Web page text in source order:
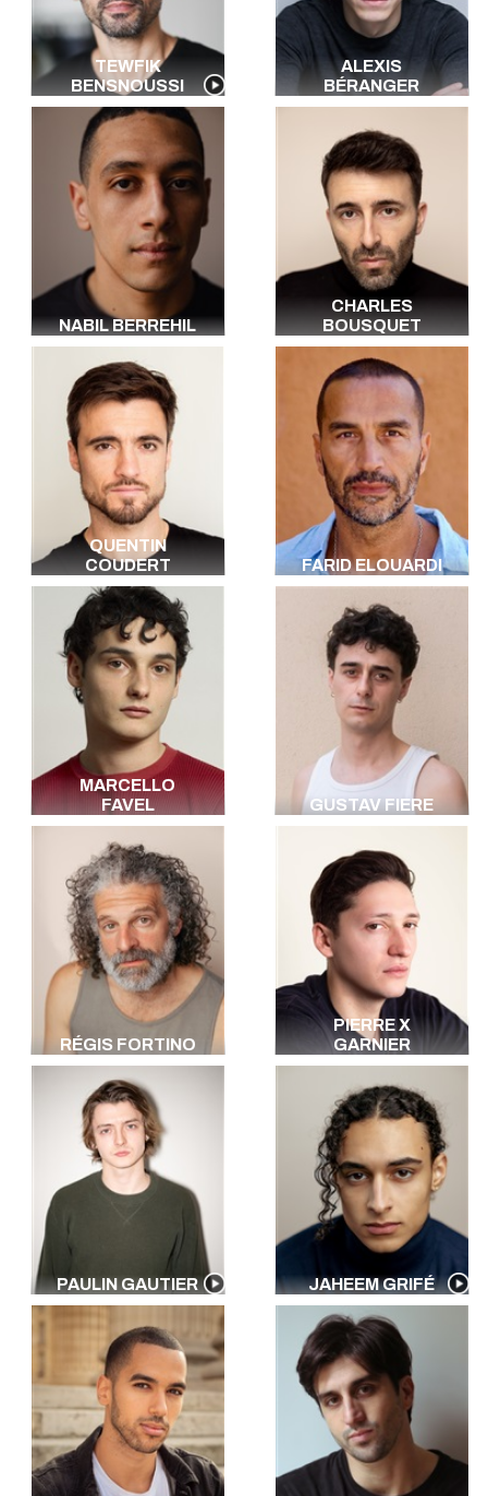
TEWFIK
BENSNOUSSI
ALEXIS
BÉRANGER
NABIL BERREHIL
CHARLES
BOUSQUET
QUENTIN
COUDERT
FARID ELOUARDI
MARCELLO
FAVEL
GUSTAV FIERE
RÉGIS FORTINO
PIERRE X
GARNIER
PAULIN GAUTIER JAHEEM GRIFÉ